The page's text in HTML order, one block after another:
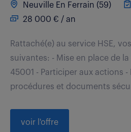
Neuville En Ferrain (59)
28 000 € / an
Rattaché(e) au service HSE,
suivantes: - Mise en place de
45001 - Participer aux actions -
procédures et documents
voir l'offre